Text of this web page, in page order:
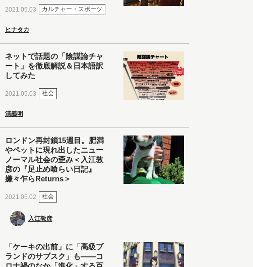
2021.05.03 カルチャー・スポーツ
ヒナタカ
ネットで話題の「陰謀論チャ
ート」を徹底解説＆日本語訳
してみた
2021.05.03 社会
清義明
ロンドン再封鎖15週目。肥満
やペットに現れ出したニュー
ノーマル社会の歪み＜入江敦
彦の『足止め喰らい日記』
嫌々乍らReturns＞
2021.05.02 社会
入江敦彦
「ケーキの出前」に「高級ブ
ランドのサブスク」も――コ